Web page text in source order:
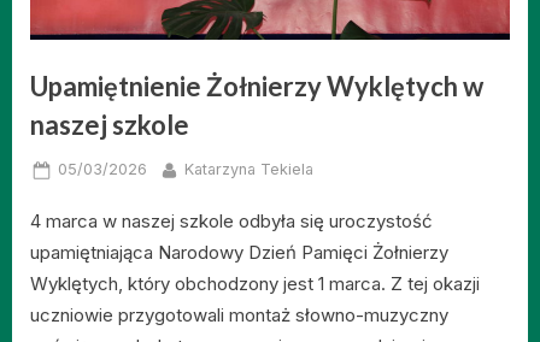
Upamiętnienie Żołnierzy Wyklętych w
naszej szkole
Posted
05/03/2026 By
Katarzyna Tekiela
4 marca w naszej szkole odbyła się uroczystość
upamiętniająca Narodowy Dzień Pamięci Żołnierzy
Wyklętych, który obchodzony jest 1 marca. Z tej okazji
uczniowie przygotowali montaż słowno-muzyczny